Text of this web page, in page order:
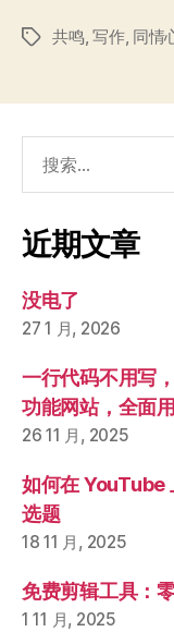
标
共鸣, 写作, 同情
索：
近期文章
没电了
27 1 月, 2026
一行代码不用写
功能网站，全面
26 11 月, 2025
如何在 YouTube
选题
18 11 月, 2025
免费剪辑工具：
1 11 月, 2025